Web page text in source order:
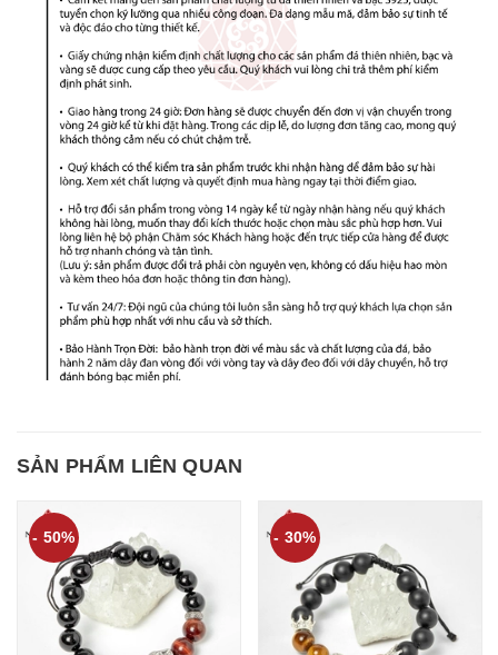
SẢN PHẨM LIÊN QUAN
- 50% - 30%